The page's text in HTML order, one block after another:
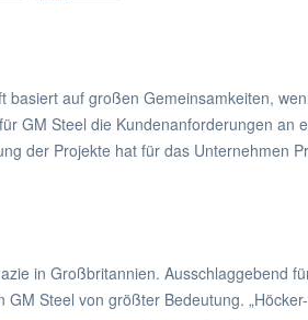
auf großen Gemeinsamkeiten,
GM Steel die Kundenanforderungen an
der Projekte hat für das Unternehmen
in Großbritannien. Ausschlaggebend
Steel von größter Bedeutung.